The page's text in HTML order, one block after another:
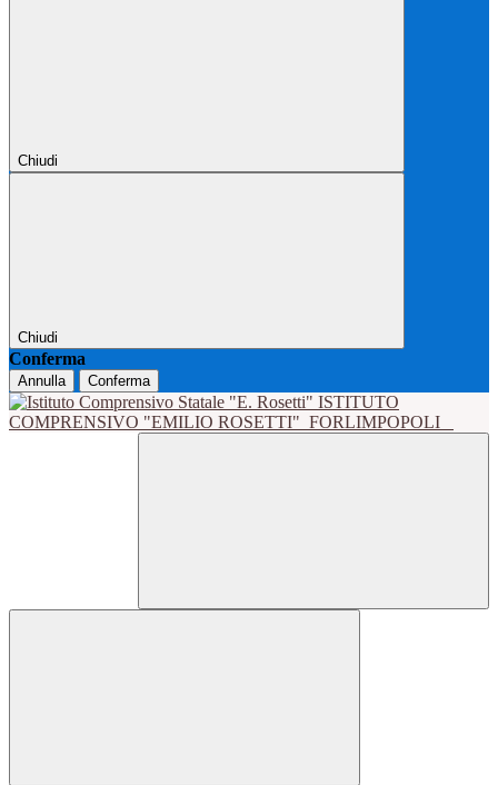
Chiudi
Chiudi
Conferma
Annulla Conferma
ISTITUTO
COMPRENSIVO "EMILIO ROSETTI" FORLIMPOPOLI